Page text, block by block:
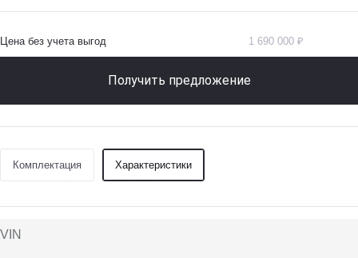
Цена без учета выгод 1 690 000 ₽
Получить предложение
Комплектация Характеристики
VIN